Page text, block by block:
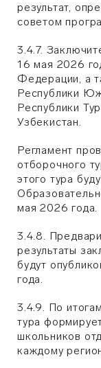
результат,
советом
3.4.7.
16 мая 2026
Федерации, а
Республики
Республики
Узбекистан.
Регламент
отборочного
этого тура
мая 2026 года.
3.4.8.
результаты
будут
года.
3.4.9. По
тура
школьников
каждому